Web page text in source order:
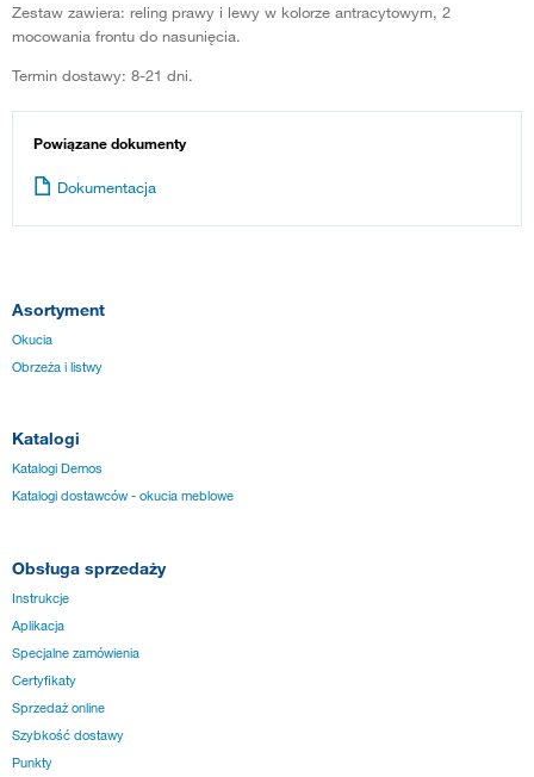
Zestaw zawiera: reling prawy i lewy w kolorze antracytowym, 2
mocowania frontu do nasunięcia.
Termin dostawy: 8-21 dni.
Powiązane dokumenty
Dokumentacja
Asortyment
Okucia
Obrzeża i listwy
Katalogi
Katalogi Demos
Katalogi dostawców - okucia meblowe
Obsługa sprzedaży
Instrukcje
Aplikacja
Specjalne zamówienia
Certyfikaty
Sprzedaż online
Szybkość dostawy
Punkty